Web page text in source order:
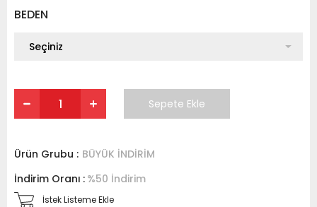
BEDEN
Ürün Grubu : BÜYÜK İNDİRİM
İndirim Oranı : %50 İndirim
İstek Listeme Ekle